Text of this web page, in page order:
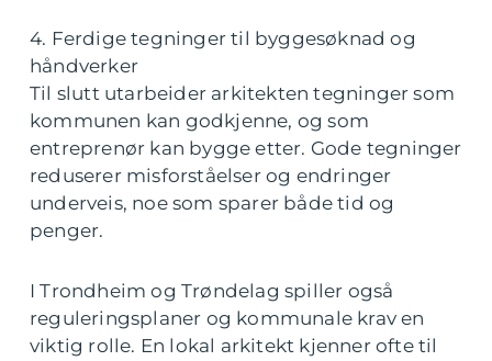
4. Ferdige tegninger til byggesøknad og
håndverker
Til slutt utarbeider arkitekten tegninger som
kommunen kan godkjenne, og som
entreprenør kan bygge etter. Gode tegninger
reduserer misforståelser og endringer
underveis, noe som sparer både tid og
penger.
I Trondheim og Trøndelag spiller også
reguleringsplaner og kommunale krav en
viktig rolle. En lokal arkitekt kjenner ofte til